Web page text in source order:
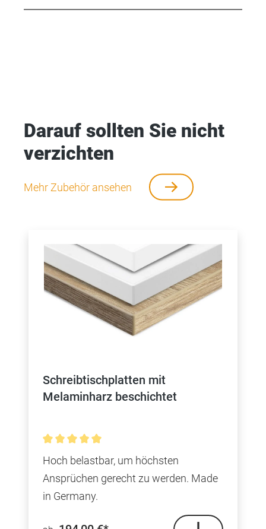
Darauf sollten Sie nicht
verzichten
Mehr Zubehör ansehen
Schreibtischplatten mit
Melaminharz beschichtet
Durchschnittliche Bewertung von 5 von 5
Hoch belastbar, um höchsten
Ansprüchen gerecht zu werden. Made
in Germany.